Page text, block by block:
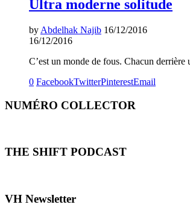
Ultra moderne solitude
by Abdelhak Najib 16/12/2016
16/12/2016
C’est un monde de fous. Chacun
0 FacebookTwitterPinterestEmail
NUMÉRO COLLECTOR
THE SHIFT PODCAST
VH Newsletter